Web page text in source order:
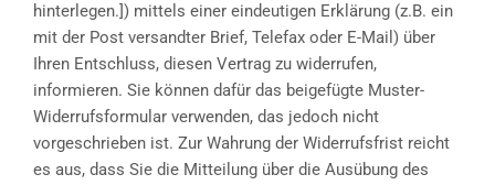
hinterlegen.]) mittels einer eindeutigen Erklärung (z.B. ein
mit der Post versandter Brief, Telefax oder E-Mail) über
Ihren Entschluss, diesen Vertrag zu widerrufen,
informieren. Sie können dafür das beigefügte Muster-
Widerrufsformular verwenden, das jedoch nicht
vorgeschrieben ist. Zur Wahrung der Widerrufsfrist reicht
es aus, dass Sie die Mitteilung über die Ausübung des